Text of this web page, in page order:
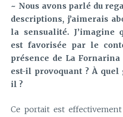
~ Nous avons parlé du
descriptions, j’aimerais
la sensualité. J’imagine
est favorisée par le
présence de La
est-il provoquant ? À quel
il ?
Ce portait est